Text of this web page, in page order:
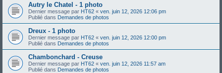
Autry le Chatel - 1 photo
Dernier message par HT62 « ven. juin 12, 2026 12:06 pm
Publié dans Demandes de photos
Dreux - 1 photo
Dernier message par HT62 « ven. juin 12, 2026 12:00 pm
Publié dans Demandes de photos
Chambonchard - Creuse
Dernier message par HT62 « ven. juin 12, 2026 11:57 am
Publié dans Demandes de photos